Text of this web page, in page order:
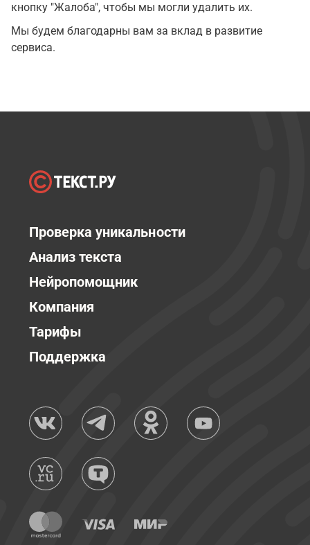
кнопку "Жалоба", чтобы мы могли удалить их.
Мы будем благодарны вам за вклад в развитие
сервиса.
Проверка уникальности
Анализ текста
Нейропомощник
Компания
Тарифы
Поддержка